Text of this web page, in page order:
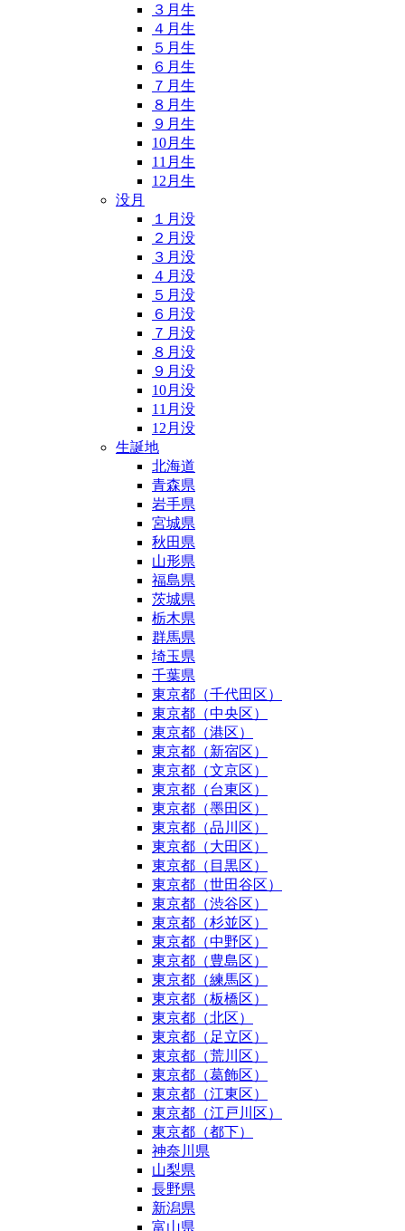
３月生
４月生
５月生
６月生
７月生
８月生
９月生
10月生
11月生
12月生
没月
１月没
２月没
３月没
４月没
５月没
６月没
７月没
８月没
９月没
10月没
11月没
12月没
生誕地
北海道
青森県
岩手県
宮城県
秋田県
山形県
福島県
茨城県
栃木県
群馬県
埼玉県
千葉県
東京都（千代田区）
東京都（中央区）
東京都（港区）
東京都（新宿区）
東京都（文京区）
東京都（台東区）
東京都（墨田区）
東京都（品川区）
東京都（大田区）
東京都（目黒区）
東京都（世田谷区）
東京都（渋谷区）
東京都（杉並区）
東京都（中野区）
東京都（豊島区）
東京都（練馬区）
東京都（板橋区）
東京都（北区）
東京都（足立区）
東京都（荒川区）
東京都（葛飾区）
東京都（江東区）
東京都（江戸川区）
東京都（都下）
神奈川県
山梨県
長野県
新潟県
富山県